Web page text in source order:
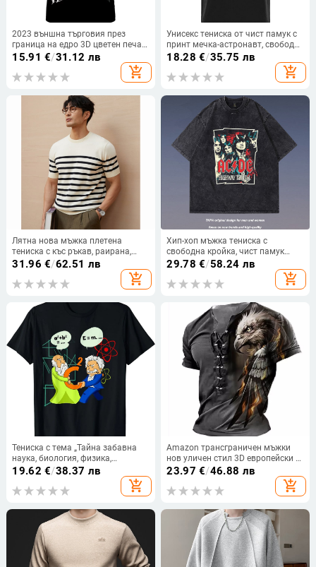
2023 външна търговия през
граница на едро 3D цветен печат
полиестер термотрансферна
европейска и американска
размери
15.91 €/31.12 лв
add_shopping_cart
Унисекс тениска от чист памук с
принт мечка-астронавт, свободен
силует, къс ръкав, кръгло деколте
18.28 €/35.75 лв
add_shopping_cart
Лятна нова мъжка плетена
тениска с къс ръкав, раирана,
достъпна, луксозна, бизнес,
ежедневна, ледено копринена,
дишаща, износ, трансгранична
31.96 €/62.51 лв
add_shopping_cart
Хип-хоп мъжка тениска с
свободна кройка, чист памук
96%+, принт с портрети в
европейско–американски стил,
къс ръкав, кръгло деколте
29.78 €/58.24 лв
add_shopping_cart
Тениска с тема „Тайна забавна
наука, биология, физика,
математика, любител“
19.62 €/38.37 лв
add_shopping_cart
Amazon трансграничен мъжки
нов уличен стил 3D европейски и
американски спортен мъжки къс
ръкав с печат 3D шестдупково
въже за носене
23.97 €/46.88 лв
add_shopping_cart